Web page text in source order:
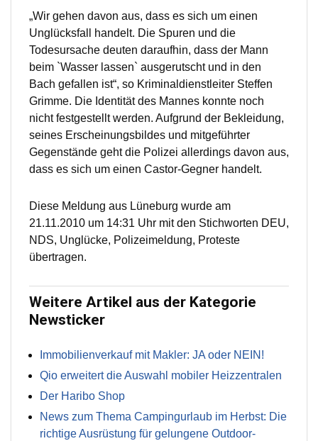
„Wir gehen davon aus, dass es sich um einen
Unglücksfall handelt. Die Spuren und die
Todesursache deuten daraufhin, dass der Mann
beim `Wasser lassen` ausgerutscht und in den
Bach gefallen ist“, so Kriminaldienstleiter Steffen
Grimme. Die Identität des Mannes konnte noch
nicht festgestellt werden. Aufgrund der Bekleidung,
seines Erscheinungsbildes und mitgeführter
Gegenstände geht die Polizei allerdings davon aus,
dass es sich um einen Castor-Gegner handelt.
Diese Meldung aus Lüneburg wurde am
21.11.2010 um 14:31 Uhr mit den Stichworten DEU,
NDS, Unglücke, Polizeimeldung, Proteste
übertragen.
Weitere Artikel aus der Kategorie
Newsticker
Immobilienverkauf mit Makler: JA oder NEIN!
Qio erweitert die Auswahl mobiler Heizzentralen
Der Haribo Shop
News zum Thema Campingurlaub im Herbst: Die
richtige Ausrüstung für gelungene Outdoor-